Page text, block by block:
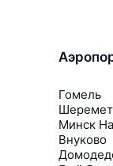
Гомель
Минск
Внуково